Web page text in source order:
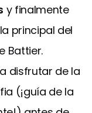
y finalmente
principal del
Battier.
disfrutar de la
(¡guía de la